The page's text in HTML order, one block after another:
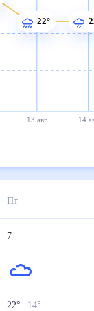
13 авг 14
22°
Пт
7
22° 14°